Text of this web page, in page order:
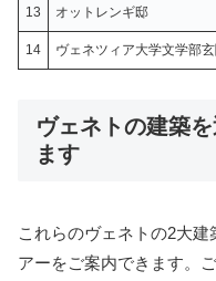
13 オットレンギ邸
14 ヴェネツィア大学文学部
ヴェネトの建築
ます
これらのヴェネトの2大
アーをご案内できます。